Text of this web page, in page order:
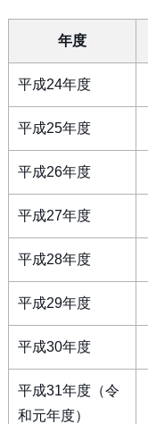
年度
平成24年度
平成25年度
平成26年度
平成27年度
平成28年度
平成29年度
平成30年度
平成31年度（令
和元年度）